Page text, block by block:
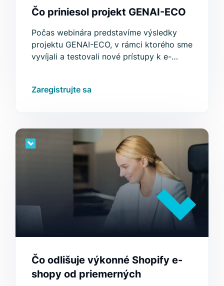
Čo priniesol projekt GENAI-ECO
Počas webinára predstavíme výsledky
projektu GENAI-ECO, v rámci ktorého sme
vyvíjali a testovali nové prístupy k e-
Zaregistrujte sa
Čo odlišuje výkonné Shopify e-
shopy od priemerných